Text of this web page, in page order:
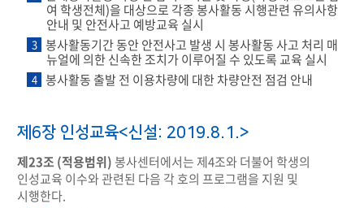
여 학생전체)을 대상으로 각종 봉사활동 시행관련 유의사항
안내 및 안전사고 예방교육 실시
3 봉사활동기간 동안 안전사고 발생 시 봉사활동 사고 처리 매
뉴얼에 의한 신속한 조치가 이루어질 수 있도록 교육 실시
4 봉사활동 출발 전 이용차량에 대한 차량안전 점검 안내
제6장 인성교육<신설: 2019.8.1.>
제23조 (적용범위)봉사센터에서는 제4조와 더불어 학생의
인성교육 이수와 관련된 다음 각 호의 프로그램을 지원 및
시행한다.